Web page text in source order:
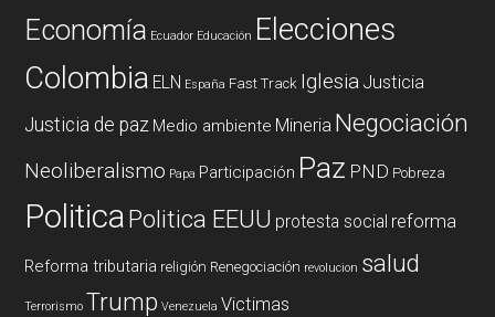
Economía Ecuador Educación Elecciones
Colombia ELN España Fast Track Iglesia Justicia
Justicia de paz Medio ambiente Mineria Negociación
Neoliberalismo Papa Participación Paz PND Pobreza
PoliticaPolitica EEUU protesta social reforma
Reforma tributaria religión Renegociación revolucion salud
Terrorismo Trump Venezuela Victimas